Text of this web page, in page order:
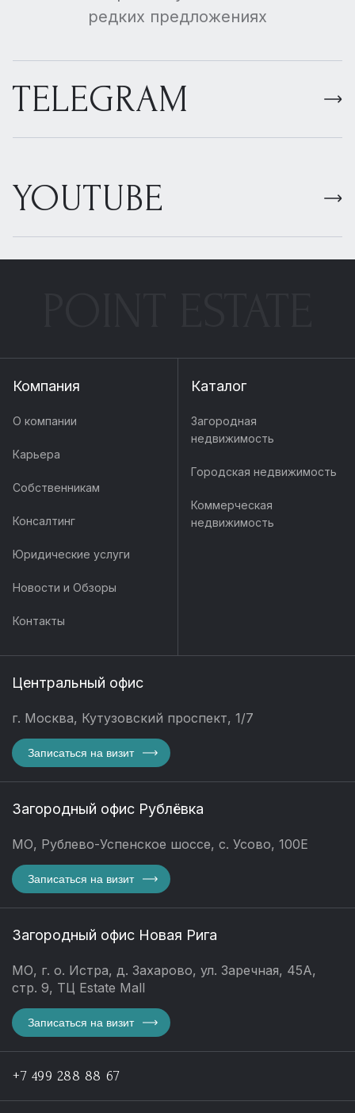
редких предложениях
TELEGRAM
YOUTUBE
Компания
О компании
Карьера
Собственникам
Консалтинг
Юридические услуги
Новости и Обзоры
Контакты
Каталог
Загородная
недвижимость
Городская недвижимость
Коммерческая
недвижимость
Центральный офис
г. Москва, Кутузовский проспект, 1/7
Записаться на визит
Загородный офис Рублёвка
МО, Рублево-Успенское шоссе, с. Усово, 100Е
Записаться на визит
Загородный офис Новая Рига
МО, г. о. Истра, д. Захарово, ул. Заречная, 45А,
стр. 9, ТЦ Estate Mall
Записаться на визит
+7 499 288 88 67